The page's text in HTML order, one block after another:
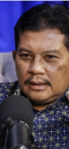
TULISAN